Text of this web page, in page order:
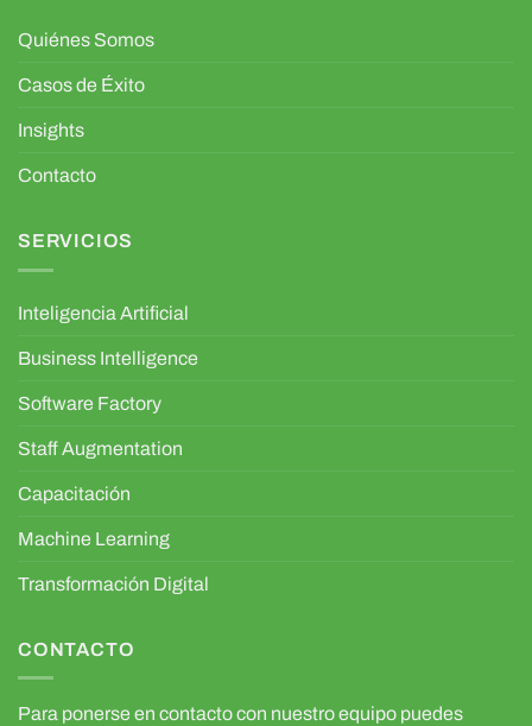
Quiénes Somos
Casos de Éxito
Insights
Contacto
SERVICIOS
Inteligencia Artificial
Business Intelligence
Software Factory
Staff Augmentation
Capacitación
Machine Learning
Transformación Digital
CONTACTO
Para ponerse en contacto con nuestro equipo puedes